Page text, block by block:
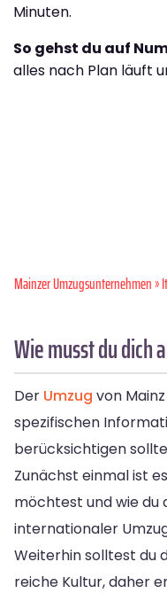
Minuten.
So gehst du auf
alles nach Plan läuft
Mainzer Umzugsunternehmen»
Wie musst du dich
Der Umzug von
spezifischen
berücksichtigen
Zunächst einmal ist
möchtest und wie du
internationaler
Weiterhin solltest du
reiche Kultur, daher